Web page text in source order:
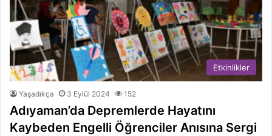
Etkinlikler
Yaşadıkça 3 Eylül 2024 152
Adıyaman’da Depremlerde Hayatını
Kaybeden Engelli Öğrenciler Anısına Sergi